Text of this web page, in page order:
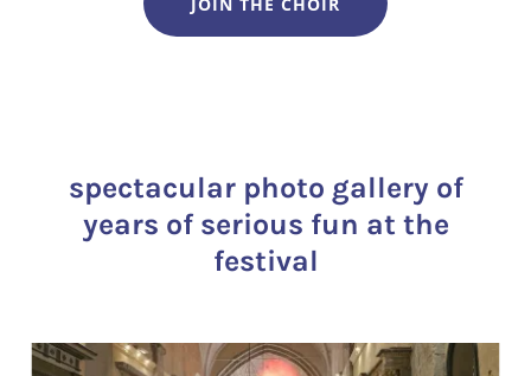
spectacular photo gallery of
years of serious fun at the
festival